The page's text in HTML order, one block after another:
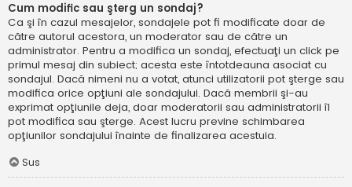
Cum modific sau şterg un sondaj?
Ca şi în cazul mesajelor, sondajele pot fi modificate doar de
către autorul acestora, un moderator sau de către un
administrator. Pentru a modifica un sondaj, efectuaţi un click pe
primul mesaj din subiect; acesta este întotdeauna asociat cu
sondajul. Dacă nimeni nu a votat, atunci utilizatorii pot şterge sau
modifica orice opţiuni ale sondajului. Dacă membrii şi-au
exprimat opţiunile deja, doar moderatorii sau administratorii îl
pot modifica sau şterge. Acest lucru previne schimbarea
opţiunilor sondajului înainte de finalizarea acestuia.
Sus